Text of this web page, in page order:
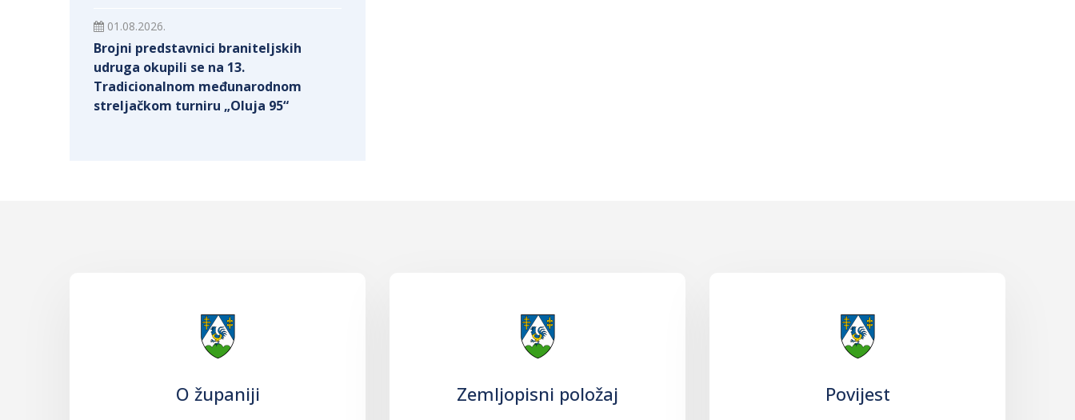
01.08.2026.
Brojni predstavnici braniteljskih
udruga okupili se na 13.
Tradicionalnom međunarodnom
streljačkom turniru „Oluja 95“
O županiji Zemljopisni položaj Povijest